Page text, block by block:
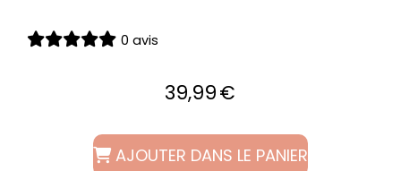
0 avis
39,99€
AJOUTER DANS LE PANIER